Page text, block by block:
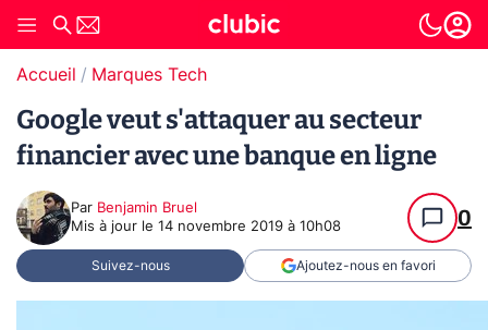
Accueil Marques Tech
Google veut s'attaquer au secteur
financier avec une banque en ligne
Par Benjamin Bruel
Mis à jour le 14 novembre 2019 à 10h08 0
Suivez-nous Ajoutez-nous en favori